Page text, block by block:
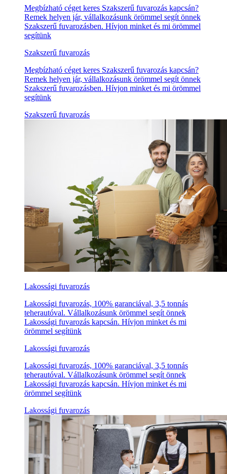
Megbízható céget keres Szakszerű fuvarozás kapcsán?
Remek helyen jár, vállalkozásunk örömmel segít önnek
Szakszerű fuvarozásben. Hívjon minket és mi örömmel
segítünk
Szakszerű fuvarozás
Megbízható céget keres Szakszerű fuvarozás kapcsán?
Remek helyen jár, vállalkozásunk örömmel segít önnek
Szakszerű fuvarozásben. Hívjon minket és mi örömmel
segítünk
Szakszerű fuvarozás
Lakossági fuvarozás
Lakossági fuvarozás, 100% garanciával, 3,5 tonnás
teherautóval. Vállalkozásunk örömmel segít önnek
Lakossági fuvarozás kapcsán. Hívjon minket és mi
örömmel segítünk
Lakossági fuvarozás
Lakossági fuvarozás, 100% garanciával, 3,5 tonnás
teherautóval. Vállalkozásunk örömmel segít önnek
Lakossági fuvarozás kapcsán. Hívjon minket és mi
örömmel segítünk
Lakossági fuvarozás